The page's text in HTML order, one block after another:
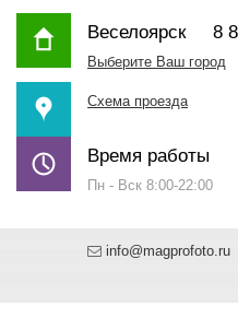
Веселоярск8
Выберите Ваш город
Схема проезда
Время работы
Пн - Вск 8:00-22:00
info@magprofoto.ru